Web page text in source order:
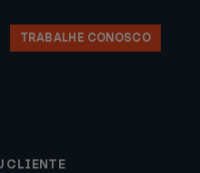
TRABALHE CONOSCO
CLIENTE